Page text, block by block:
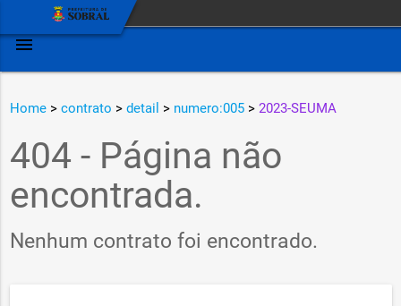
menu
Home > contrato > detail > numero:005 > 2023-SEUMA
404 - Página não
encontrada.
Nenhum contrato foi encontrado.